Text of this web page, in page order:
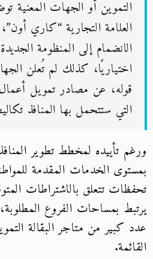
التموين أو الجهات المعنية
العلامة التجارية “كاري
الانضمام إلى المنظومة
اختياريًا، كذلك لم تُعلن
قوله، عن مصادر تمويل أعمال
التي ستتحمل بها المنافذ
ورغم تأييده لمخطط تطوير المنافذ
بمستوى الخدمات المقدمة
تحفظات تتعلق بالاشتراطات
يرتبط بمساحات الفروع
عدد كبير من متاجر البقالة
القائمة.